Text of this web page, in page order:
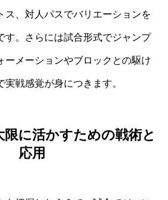
ス、対人パスでバリエーションを
す。さらには試合形式でジャンプ
ーメーションやブロックとの駆け
戦感覚が身につきます。
限に活かすための戦術と
応用